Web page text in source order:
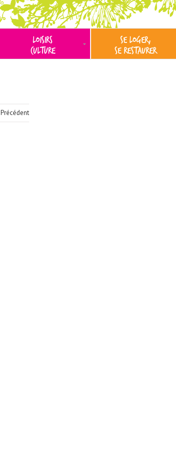
LOISIRS
CULTURE
SE LOGER,
SE RESTAURER
Précédent